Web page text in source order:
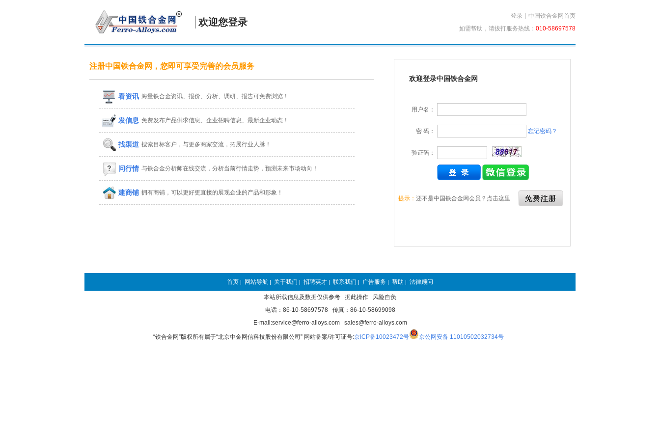
欢迎您登录
登录
中国铁合金网首页
如需帮助，请拔打服务热线： 010-58697578
注册中国铁合金网，您即可享受完善的会员服务
看资讯 海量铁合金资讯、报价、分析、调研、报告可免费浏览！
发信息 免费发布产品供求信息、企业招聘信息、最新企业动态！
找渠道 搜索目标客户，与更多商家交流，拓展行业人脉！
问行情 与铁合金分析师在线交流，分析当前行情走势，预测未来市场动向！
建商铺 拥有商铺，可以更好更直接的展现企业的产品和形象！
欢迎登录中国铁合金网
用户名：
密 码： 忘记密码？
验证码：
提示： 还不是中国铁合金网会员？点击这里
首页 | 网站导航 | 关于我们 | 招聘英才 | 联系我们 | 广告服务 | 帮助 | 法律顾问
本站所载信息及数据仅供参考 据此操作 风险自负
电话：86-10-58697578 传真：86-10-58699098
E-mail:service@ferro-alloys.com sales@ferro-alloys.com
“铁合金网”版权所有属于“北京中金网信科技股份有限公司” 网站备案/许可证号:京ICP备10023472号 京公网安备 11010502032734号